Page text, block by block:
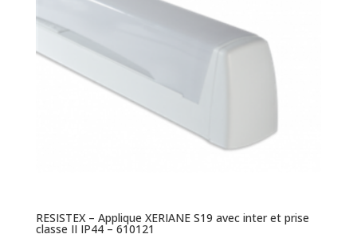
RESISTEX – Applique XERIANE S19 avec inter et prise
classe II IP44 – 610121